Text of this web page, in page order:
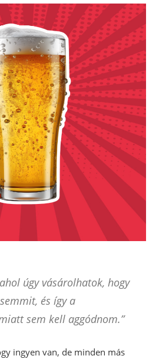
úgy vásárolhatok, hogy
és így a
sem kell aggódnom.”
ingyen van, de minden más